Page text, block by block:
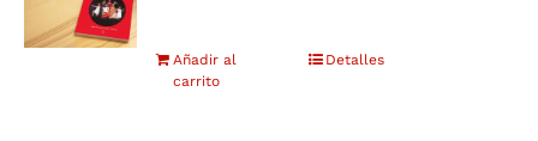
Añadir al
carrito
Detalles